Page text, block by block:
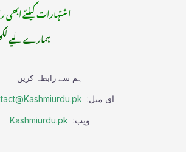
اشتہارات کیلئے ابھی
ہمارے لیے
ہم سے رابطہ کریں
ای میل:
ویب: Kashmiurdu.pk